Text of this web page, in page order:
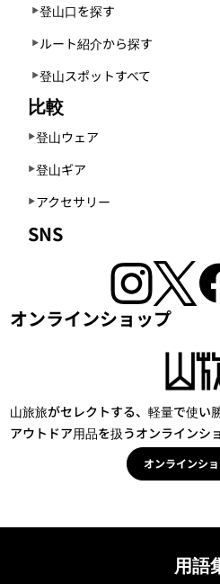
登山口を探す
ルート紹介から探す
登山スポットすべて
比較
登山ウェア
登山ギア
アクセサリー
SNS
オンラインショップ
山旅旅がセレクトする、軽量で使い
アウトドア用品を扱うオンラインシ
オンラインシ
用語